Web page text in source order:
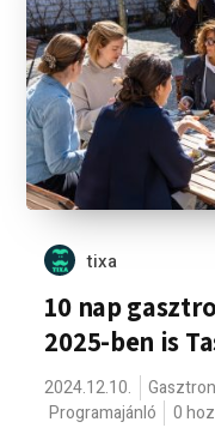
tixa
10 nap
2025-ben is
2024.12.10.
Programajánló
0